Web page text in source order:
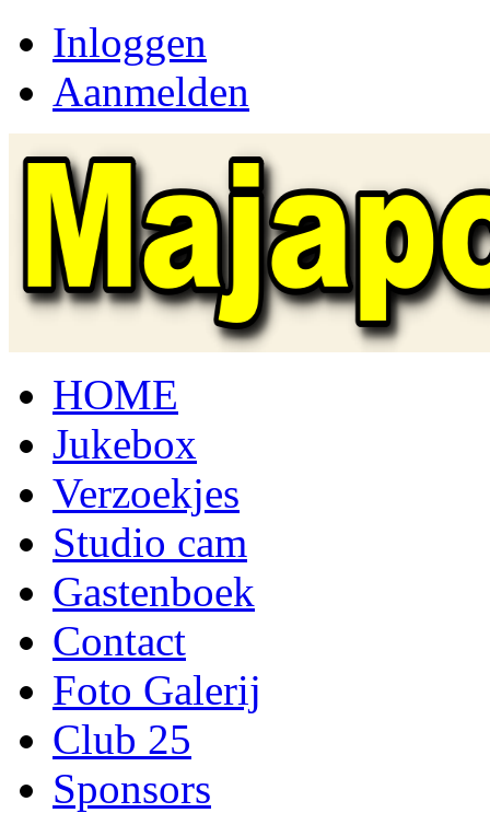
Inloggen
Aanmelden
HOME
Jukebox
Verzoekjes
Studio cam
Gastenboek
Contact
Foto Galerij
Club 25
Sponsors